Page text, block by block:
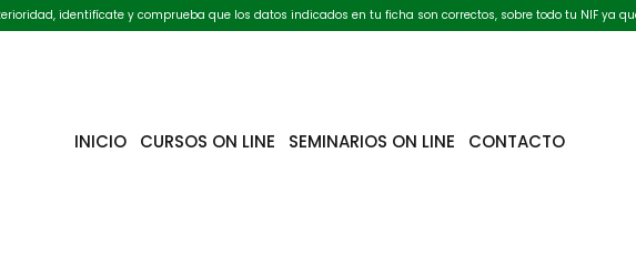
identifícate y comprueba que los datos indicados en tu ficha son correctos, sobre todo tu NIF ya
INICIO CURSOS ON LINE SEMINARIOS ON LINE CONTACTO